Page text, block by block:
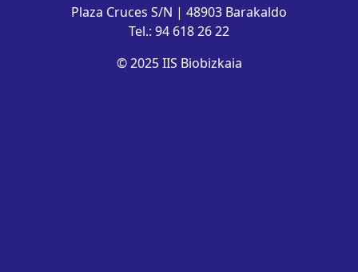
Plaza Cruces S/N | 48903 Barakaldo
Tel.: 94 618 26 22
© 2025 IIS Biobizkaia